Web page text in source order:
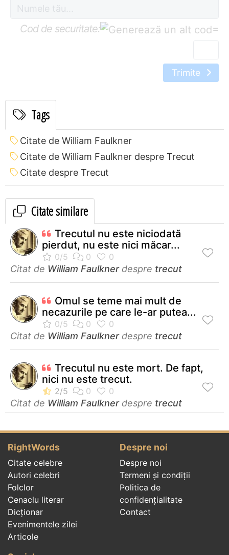
Cod de securitate: =
Trimite
Tags
Citate de William Faulkner
Citate de William Faulkner despre Trecut
Citate despre Trecut
Citate similare
Trecutul nu este niciodată
pierdut, nu este nici măcar...
Citat de William Faulknerdespre trecut
Omul se teme mai mult de
necazurile pe care le-ar putea...
Citat de William Faulknerdespre trecut
Trecutul nu este mort. De fapt,
nici nu este trecut.
Citat de William Faulknerdespre trecut
RightWords
Citate celebre
Autori celebri
Folclor
Cenaclu literar
Dicționar
Evenimentele zilei
Articole
Despre noi
Despre noi
Termeni și condiții
Politica de
confidenţialitate
Contact